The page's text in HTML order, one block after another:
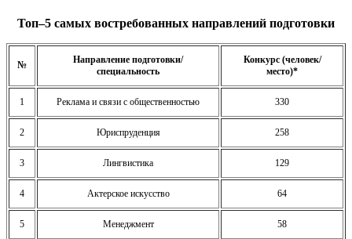
Топ–5 самых востребованных направлений подготовки
№
Направление подготовки/
специальность
Конкурс (человек/
место)*
1 Реклама и связи с общественностью 330
2 Юриспруденция 258
3 Лингвистика 129
4 Актерское искусство 64
5 Менеджмент 58